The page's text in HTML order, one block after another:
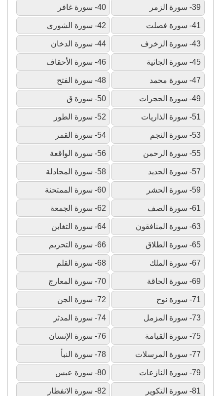
39- سورة الزمر 40- سورة غافر
41- سورة فصلت 42- سورة الشورى
43- سورة الزخرف 44- سورة الدخان
45- سورة الجاثية 46- سورة الأحقاف
47- سورة محمد 48- سورة الفتح
49- سورة الحجرات 50- سورة ق
51- سورة الذاريات 52- سورة الطور
53- سورة النجم 54- سورة القمر
55- سورة الرحمن 56- سورة الواقعة
57- سورة الحديد 58- سورة المجادلة
59- سورة الحشر 60- سورة الممتحنة
61- سورة الصف 62- سورة الجمعة
63- سورة المنافقون 64- سورة التغابن
65- سورة الطلاق 66- سورة التحريم
67- سورة الملك 68- سورة القلم
69- سورة الحاقة 70- سورة المعارج
71- سورة نوح 72- سورة الجن
73- سورة المزمل 74- سورة المدثر
75- سورة القيامة 76- سورة الإنسان
77- سورة المرسلات 78- سورة النبأ
79- سورة النازعات 80- سورة عبس
81- سورة التكوير 82- سورة الانفطار